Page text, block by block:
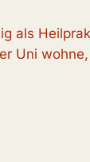
als
Uni